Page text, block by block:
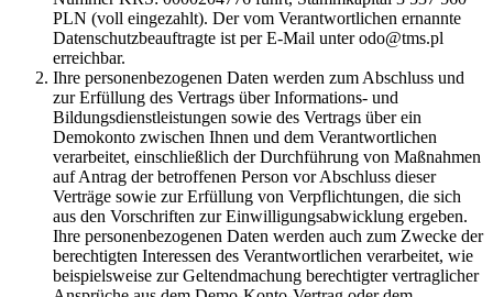
PLN (voll eingezahlt). Der vom Verantwortlichen ernannte
Datenschutzbeauftragte ist per E-Mail unter odo@tms.pl
erreichbar.
Ihre personenbezogenen Daten werden zum Abschluss und
zur Erfüllung des Vertrags über Informations- und
Bildungsdienstleistungen sowie des Vertrags über ein
Demokonto zwischen Ihnen und dem Verantwortlichen
verarbeitet, einschließlich der Durchführung von Maßnahmen
auf Antrag der betroffenen Person vor Abschluss dieser
Verträge sowie zur Erfüllung von Verpflichtungen, die sich
aus den Vorschriften zur Einwilligungsabwicklung ergeben.
Ihre personenbezogenen Daten werden auch zum Zwecke der
berechtigten Interessen des Verantwortlichen verarbeitet, wie
beispielsweise zur Geltendmachung berechtigter vertraglicher